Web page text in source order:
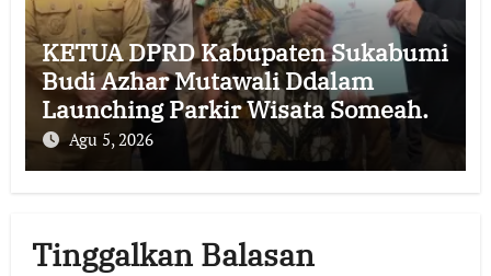
KETUA DPRD Kabupaten Sukabumi
Budi Azhar Mutawali Ddalam
Launching Parkir Wisata Someah.
Agu 5, 2026
Tinggalkan Balasan